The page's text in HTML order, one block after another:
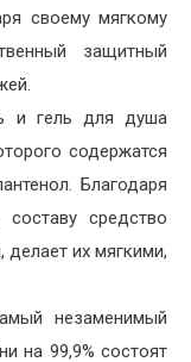
своему мягкому
защитный
и гель для душа
содержатся
Благодаря
средство
их мягкими,
незаменимый
на 99,9% состоят